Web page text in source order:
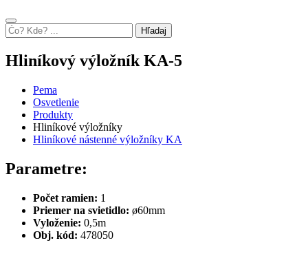
Hľadaj
Hliníkový výložník KA-5
Pema
Osvetlenie
Produkty
Hliníkové výložníky
Hliníkové nástenné výložníky KA
Parametre:
Počet ramien: 1
Priemer na svietidlo: ø60mm
Vyloženie: 0,5m
Obj. kód: 478050